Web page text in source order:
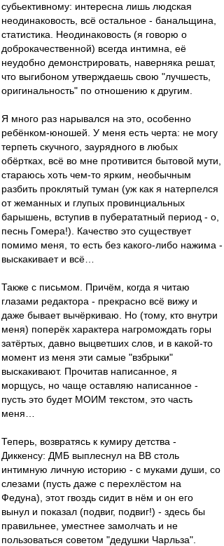
субьективному: интересна лишь людская
неодинаковость, всё остальное - банальщина,
статистика. Неодинаковость (я говорю о
доброкачественной) всегда интимна, её
неудобно демонстрировать, наверняка решат,
что выгибоном утверждаешь свою "лучшесть,
оригинальность" по отношению к другим.
Я много раз нарывался на это, особенно
ребёнком-юношей. У меня есть черта: не могу
терпеть скучного, заурядного в любых
обёртках, всё во мне противится бытовой мути,
стараюсь хоть чем-то ярким, необычным
разбить проклятый туман (уж как я натерпелся
от жеманных и глупых провинциальных
барышень, вступив в пуберататный период - о,
песнь Гомера!). Качество это существует
помимо меня, то есть без какого-либо нажима -
выскакивает и всё…
Также с письмом. Причём, когда я читаю
глазами редактора - прекрасно всё вижу и
даже бывает вычёркиваю. Но (тому, кто внутри
меня) поперёк характера нагромождать горы
затёртых, давно выцветших слов, и в какой-то
момент из меня эти самые "взбрыки"
выскакивают. Прочитав написанное, я
морщусь, но чаще оставляю написанное -
пусть это будет МОИМ текстом, это часть
меня…
Теперь, возвратясь к кумиру детства -
Диккенсу: ДМБ выплеснул на ВВ столь
интимную личную историю - с муками души, со
слезами (пусть даже с перехлёстом на
Федуна), этот гвоздь сидит в нём и он его
вынул и показал (подвиг, подвиг!) - здесь бы
правильнее, уместнее замолчать и не
пользоваться советом "дедушки Чарльза".